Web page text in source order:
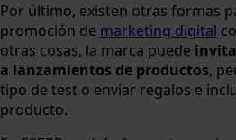
Por último, existen otras formas
promoción de marketing digital
otras cosas, la marca puede
a lanzamientos de productos,
tipo de test o enviar regalos e
producto.